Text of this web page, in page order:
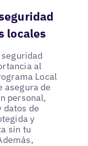
locales
al
Local
asegura de
personal,
datos de
y
sin tu